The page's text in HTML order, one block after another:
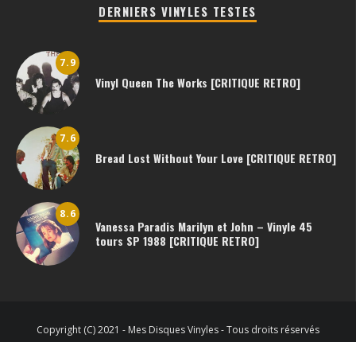
DERNIERS VINYLES TESTES
7.9
Vinyl Queen The Works [CRITIQUE RETRO]
7.6
Bread Lost Without Your Love [CRITIQUE RETRO]
8.6
Vanessa Paradis Marilyn et John – Vinyle 45
tours SP 1988 [CRITIQUE RETRO]
Copyright (C) 2021 - Mes Disques Vinyles - Tous droits réservés